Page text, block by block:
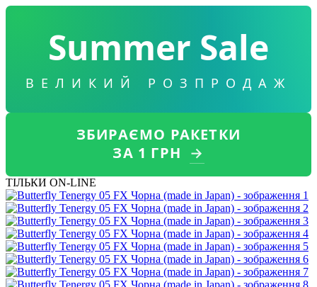
Summer Sale
ВЕЛИКИЙ РОЗПРОДАЖ
ЗБИРАЄМО РАКЕТКИ
ЗА 1 ГРН →
ТІЛЬКИ ON-LINE